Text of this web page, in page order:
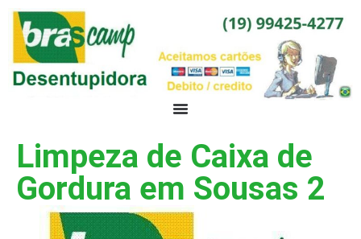
Limpeza de Caixa de
Gordura em Sousas 2